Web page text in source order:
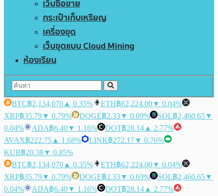
เว็บซื้อขาย
กระเป๋าเก็บเหรียญ
เครื่องขุด
เว็บขุดแบบ Cloud Mining
ห้องเรียน
BTC฿2,134,070 ▲ 0.35% ETH฿62,224.00▼ 0.04%
XRP฿35.79▼ 0.79% DOGE฿2.33▼ 0.69% SOL฿2,460.65▼
0.04%
ADA฿6.40▼ 1.16% DOT฿28.14 ▲ 2.77%
AVAX฿222.75 ▲ 1.68% LINK฿272.17▼ 0.76%
KUB฿20.38▼ 0.85%
BTC฿2,134,070 ▲ 0.35% ETH฿62,224.00▼ 0.04%
XRP฿35.79▼ 0.79% DOGE฿2.33▼ 0.69% SOL฿2,460.65▼
0.04%
ADA฿6.40▼ 1.16% DOT฿28.14 ▲ 2.77%